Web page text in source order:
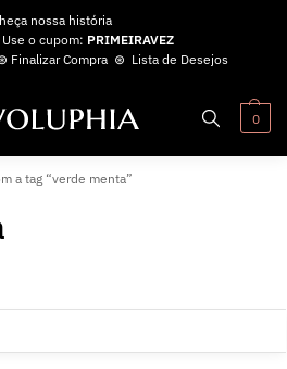
nossa história
Use o cupom: PRIMEIRAVEZ
Finalizar Compra⊛ Lista de Desejos
0
a tag “verde menta”